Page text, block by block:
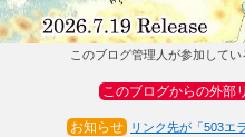
このブログ管理人が参加して
このブログからの外部
お知らせ リンク先が「503エ